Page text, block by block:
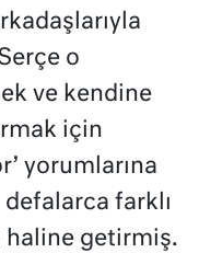
o
ve kendine
için
yorumlarına
defalarca farklı
haline getirmiş.